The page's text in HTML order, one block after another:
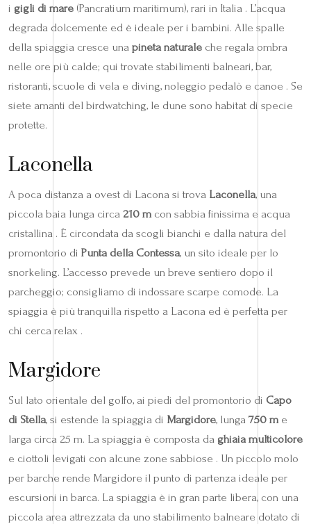
i gigli di mare (Pancratium maritimum), rari in Italia . L’acqua
degrada dolcemente ed è ideale per i bambini. Alle spalle
della spiaggia cresce una pineta naturale che regala ombra
nelle ore più calde; qui trovate stabilimenti balneari, bar,
ristoranti, scuole di vela e diving, noleggio pedalò e canoe . Se
siete amanti del birdwatching, le dune sono habitat di specie
protette.
Laconella
A poca distanza a ovest di Lacona si trova Laconella, una
piccola baia lunga circa 210 m con sabbia finissima e acqua
cristallina . È circondata da scogli bianchi e dalla natura del
promontorio di Punta della Contessa, un sito ideale per lo
snorkeling. L’accesso prevede un breve sentiero dopo il
parcheggio; consigliamo di indossare scarpe comode. La
spiaggia è più tranquilla rispetto a Lacona ed è perfetta per
chi cerca relax .
Margidore
Sul lato orientale del golfo, ai piedi del promontorio di Capo
di Stella, si estende la spiaggia di Margidore, lunga 750 m e
larga circa 25 m. La spiaggia è composta da ghiaia multicolore
e ciottoli levigati con alcune zone sabbiose . Un piccolo molo
per barche rende Margidore il punto di partenza ideale per
escursioni in barca. La spiaggia è in gran parte libera, con una
piccola area attrezzata da uno stabilimento balneare dotato di